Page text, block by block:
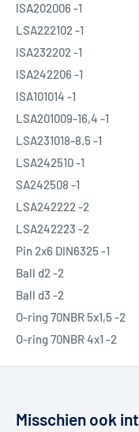
lSA202006 -1
LSA222102 -1
lSA232202 -1
lSA242206 -1
lSA101014 -1
LSA201009-16,4 -1
LSA231018-8.5 -1
LSA242510 -1
SA242508 -1
LSA242222 -2
LSA242223 -2
Pin 2x6 DIN6325 -1
Ball d2 -2
Ball d3 -2
O-ring 70NBR 5x1,5 -2
O-ring 70NBR 4x1 -2
Misschien ook